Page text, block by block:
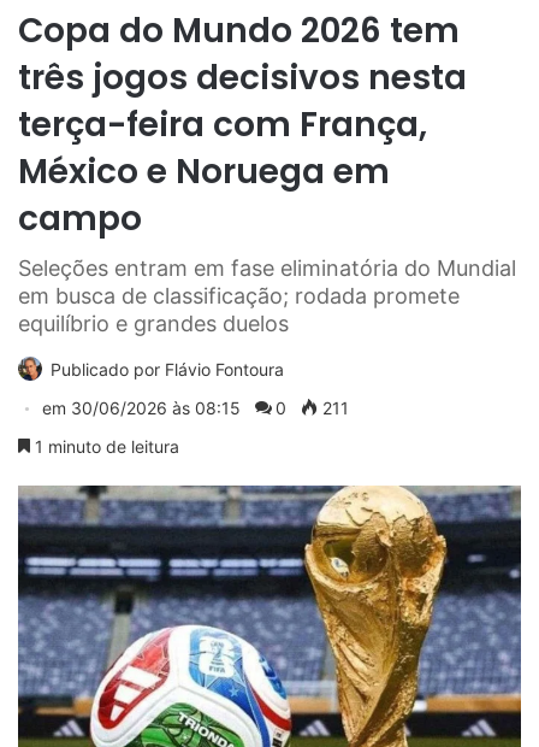
Copa do Mundo 2026 tem
três jogos decisivos nesta
terça-feira com França,
México e Noruega em
campo
Seleções entram em fase eliminatória do Mundial
em busca de classificação; rodada promete
equilíbrio e grandes duelos
Publicado por Flávio Fontoura
em 30/06/2026 às 08:15 0
211
1 minuto de leitura